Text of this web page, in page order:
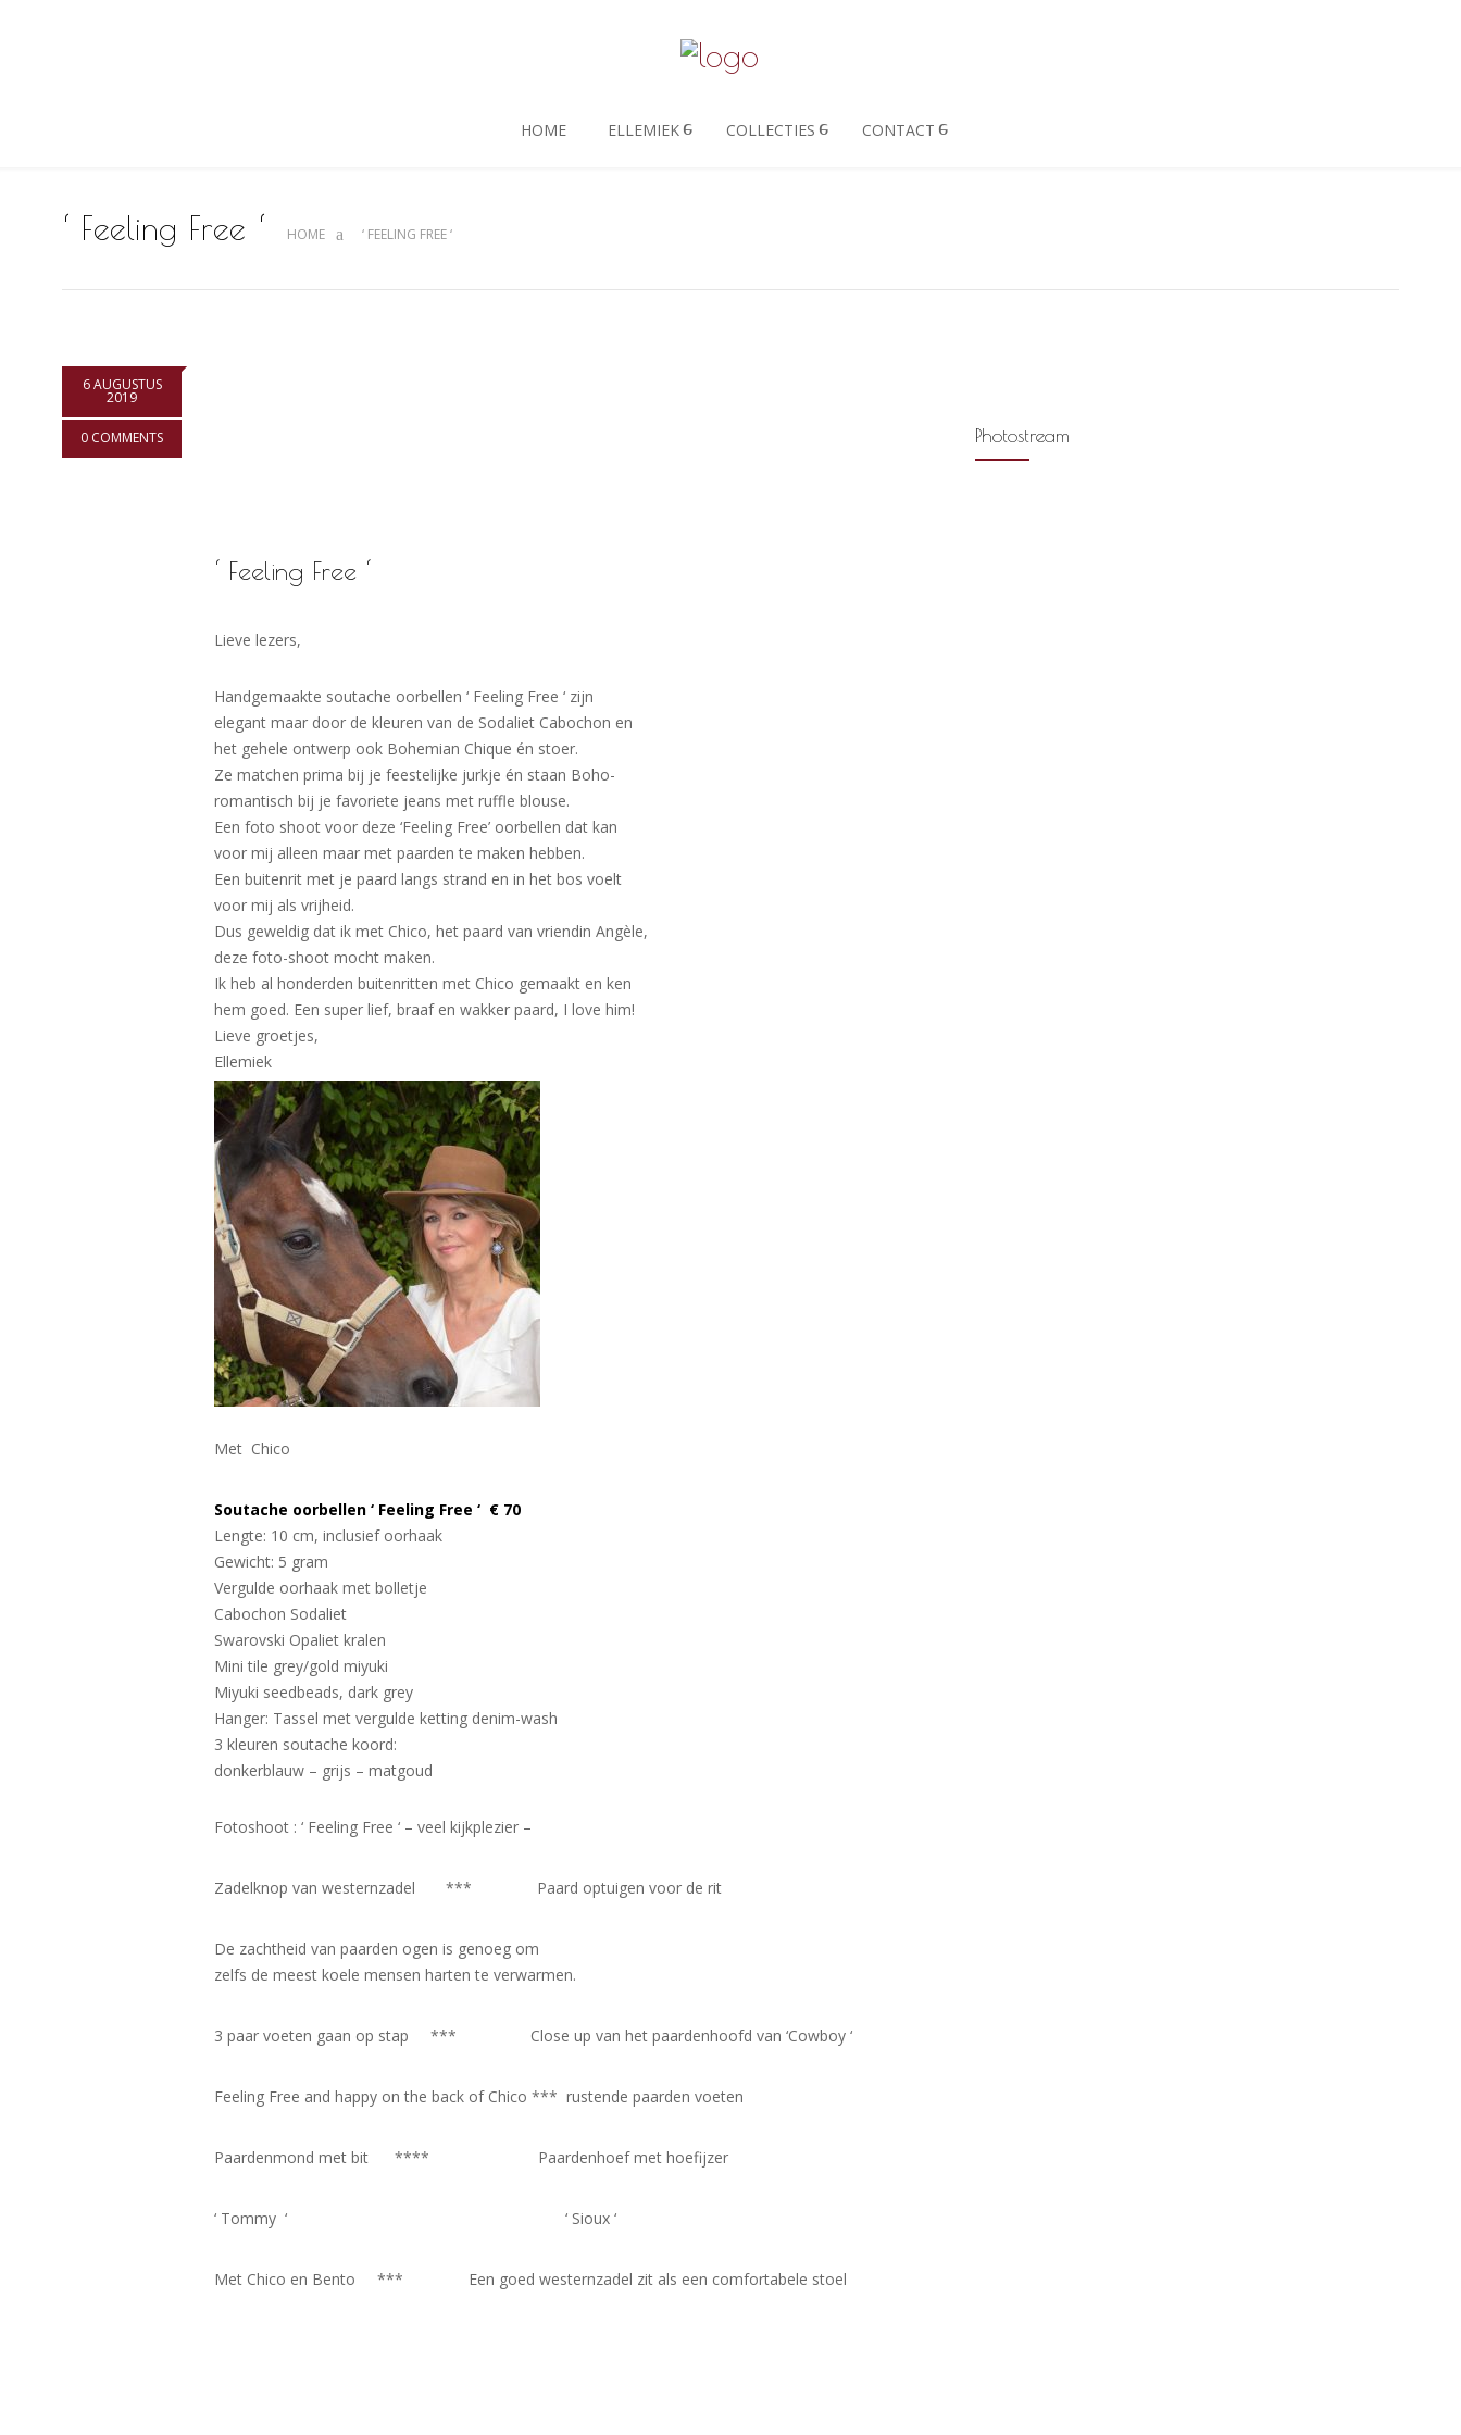
HOME ELLEMIEK COLLECTIES CONTACT
‘ Feeling Free ‘ HOME ‘ FEELING FREE ‘
6 AUGUSTUS
2019
0 COMMENTS
‘ Feeling Free ‘
Lieve lezers,
Handgemaakte soutache oorbellen ‘ Feeling Free ‘ zijn
elegant maar door de kleuren van de Sodaliet Cabochon en
het gehele ontwerp ook Bohemian Chique én stoer.
Ze matchen prima bij je feestelijke jurkje én staan Boho-
romantisch bij je favoriete jeans met ruffle blouse.
Een foto shoot voor deze ‘Feeling Free’ oorbellen dat kan
voor mij alleen maar met paarden te maken hebben.
Een buitenrit met je paard langs strand en in het bos voelt
voor mij als vrijheid.
Dus geweldig dat ik met Chico, het paard van vriendin Angèle,
deze foto-shoot mocht maken.
Ik heb al honderden buitenritten met Chico gemaakt en ken
hem goed. Een super lief, braaf en wakker paard, I love him!
Lieve groetjes,
Ellemiek
Met Chico
Soutache oorbellen ‘ Feeling Free ‘ € 70
Lengte: 10 cm, inclusief oorhaak
Gewicht: 5 gram
Vergulde oorhaak met bolletje
Cabochon Sodaliet
Swarovski Opaliet kralen
Mini tile grey/gold miyuki
Miyuki seedbeads, dark grey
Hanger: Tassel met vergulde ketting denim-wash
3 kleuren soutache koord:
donkerblauw – grijs – matgoud
Fotoshoot : ‘ Feeling Free ‘ – veel kijkplezier –
Zadelknop van westernzadel *** Paard optuigen voor de rit
De zachtheid van paarden ogen is genoeg om
zelfs de meest koele mensen harten te verwarmen.
3 paar voeten gaan op stap *** Close up van het paardenhoofd van ‘Cowboy ‘
Feeling Free and happy on the back of Chico *** rustende paarden voeten
Paardenmond met bit **** Paardenhoef met hoefijzer
‘ Tommy ‘ ‘ Sioux ‘
Met Chico en Bento *** Een goed westernzadel zit als een comfortabele stoel
Photostream